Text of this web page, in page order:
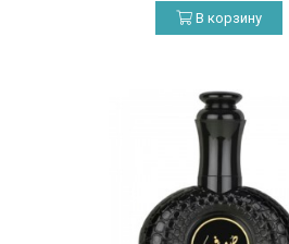
В корзину